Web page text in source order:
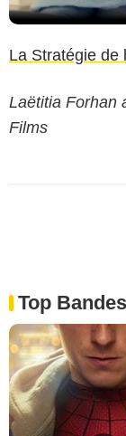
La Stratégie de
Laëtitia Forhan
Films
Top